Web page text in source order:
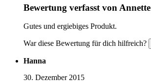
Bewertung verfasst von Annette
Gutes und ergiebiges Produkt.
War diese Bewertung für dich hilfreich?
Hanna
30. Dezember 2015